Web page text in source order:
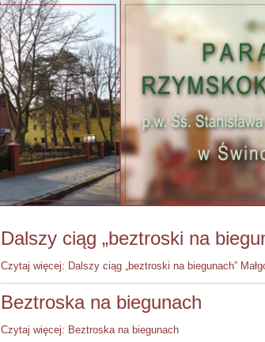
Dalszy ciąg „beztroski na
Czytaj więcej: Dalszy ciąg „beztroski na biegunach”
Beztroska na biegunach
Czytaj więcej: Beztroska na biegunach